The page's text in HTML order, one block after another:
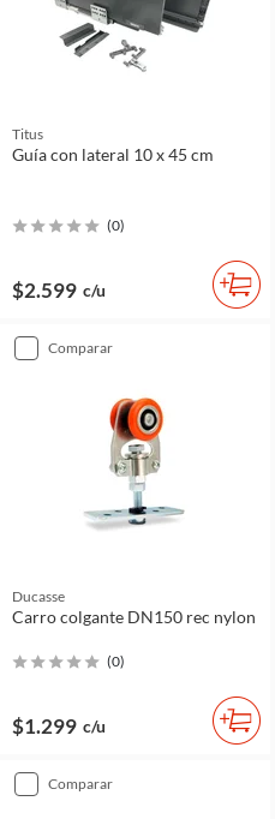
Titus
Guía con lateral 10 x 45 cm
(0)
$2.599 c/u
comparar
Ducasse
Carro colgante DN150 rec nylon
(0)
$1.299 c/u
comparar